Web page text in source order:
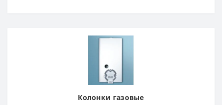
Колонки газовые